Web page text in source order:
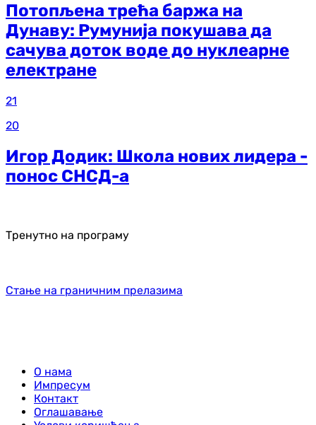
Потопљена трећа баржа на
Дунаву: Румунија покушава да
сачува доток воде до нуклеарне
електране
21
20
Игор Додик: Школа нових лидера -
понос СНСД-а
Тренутно на програму
Стање на граничним прелазима
О нама
Импресум
Контакт
Оглашавање